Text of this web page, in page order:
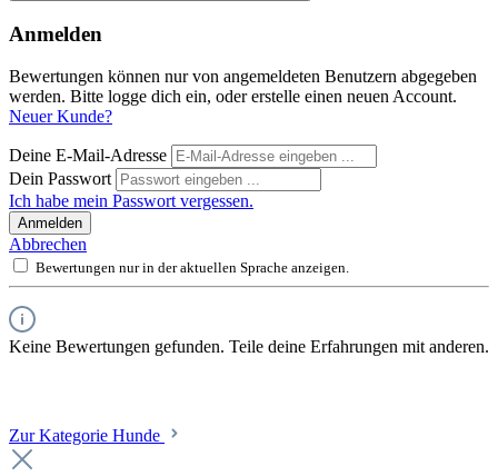
Anmelden
Bewertungen können nur von angemeldeten Benutzern abgegeben
werden. Bitte logge dich ein, oder erstelle einen neuen Account.
Neuer Kunde?
Deine E-Mail-Adresse
Dein Passwort
Ich habe mein Passwort vergessen.
Anmelden
Abbrechen
Bewertungen nur in der aktuellen Sprache anzeigen.
Keine Bewertungen gefunden. Teile deine Erfahrungen mit anderen.
Zur Kategorie Hunde